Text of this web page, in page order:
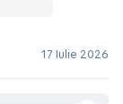
17 Iulie 2026